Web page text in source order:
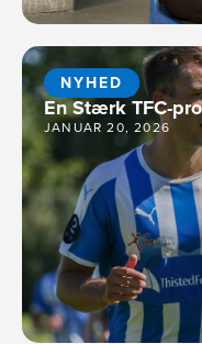
NYHED
En Stærk TFC-
JANUAR 20, 2026